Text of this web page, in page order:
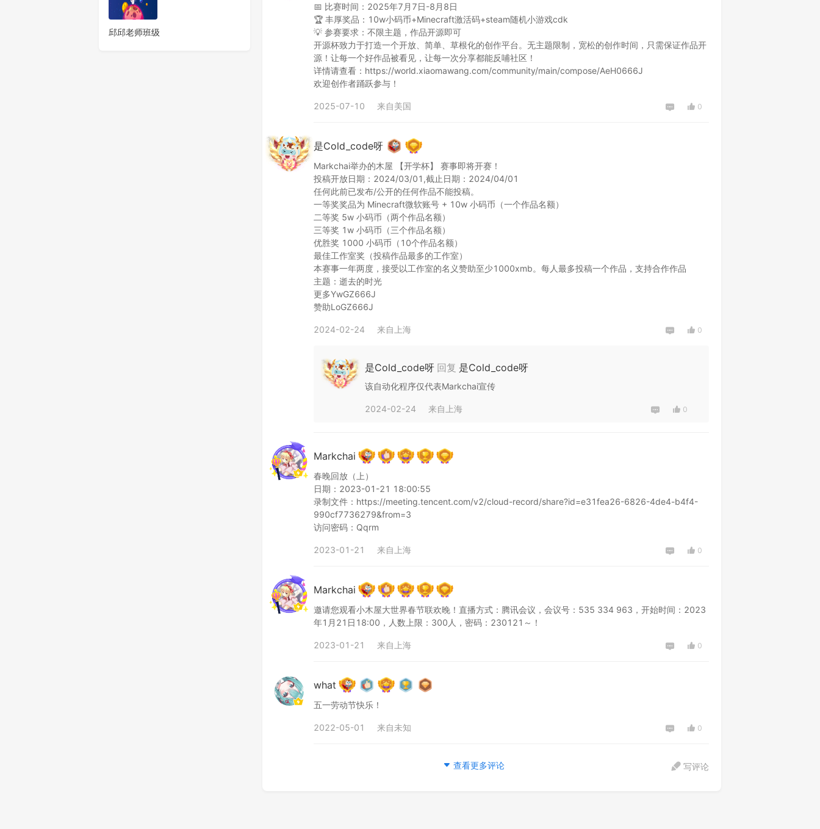
模拟5第3个作品 模拟5第2个作品
0 0
模拟5第一题
265 0 0
石头剪刀布
圣诞节枪械素材（纯手绘）
0 273 0 2
邱邱老师班级
📅 比赛时间：2025年7月7日-8月8日
🏆 丰厚奖品：10w小码币+Minecraft激活码+steam随机小游戏cdk
💡 参赛要求：不限主题，作品开源即可
开源杯致力于打造一个开放、简单、草根化的创作平台。无主题限制，宽松的创作时间，只需保证作品开
源！让每一个好作品被看见，让每一次分享都能反哺社区！
详情请查看：https://world.xiaomawang.com/community/main/compose/AeH0666J
欢迎创作者踊跃参与！
2025-07-10 来自美国 0
是Cold_code呀
Markchai举办的木屋 【开学杯】 赛事即将开赛！
投稿开放日期：2024/03/01,截止日期：2024/04/01
任何此前已发布/公开的任何作品不能投稿。
一等奖奖品为 Minecraft微软账号 + 10w 小码币（一个作品名额）
二等奖 5w 小码币（两个作品名额）
三等奖 1w 小码币（三个作品名额）
优胜奖 1000 小码币（10个作品名额）
最佳工作室奖（投稿作品最多的工作室）
本赛事一年两度，接受以工作室的名义赞助至少1000xmb。每人最多投稿一个作品，支持合作作品
主题：逝去的时光
更多YwGZ666J
赞助LoGZ666J
2024-02-24 来自 上海 0
是Cold_code呀 回复 是Cold_code呀
该自动化程序仅代表Markchai宣传
2024-02-24 来自 上海 0
Markchai
春晚回放（上）
日期：2023-01-21 18:00:55
录制文件：https://meeting.tencent.com/v2/cloud-record/share?id=e31fea26-6826-4de4-b4f4-
990cf7736279&from=3
访问密码：Qqrm
2023-01-21 来自 上海 0
Markchai
邀请您观看小木屋大世界春节联欢晚！直播方式：腾讯会议，会议号：535 334 963，开始时间：2023
年1月21日18:00，人数上限：300人，密码：230121～！
2023-01-21 来自 上海 0
what
五一劳动节快乐！
2022-05-01 来自未知 0
查看更多评论 写评论